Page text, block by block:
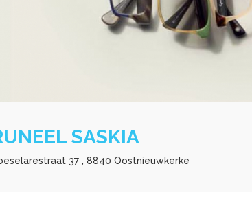
SASKIA
37 , 8840 Oostnieuwkerke